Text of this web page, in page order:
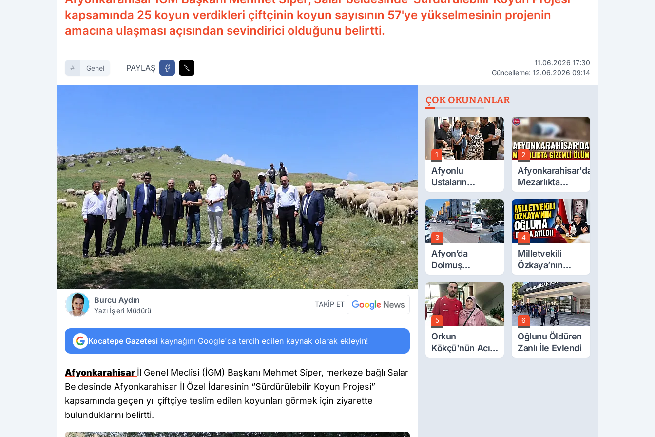
kapsamında 25 koyun verdikleri çiftçinin koyun sayısının 57'ye yükselmesinin projenin
amacına ulaşması açısından sevindirici olduğunu belirtti.
Genel PAYLAŞ
11.06.2026 17:30
Güncelleme: 12.06.2026 09:14
Burcu Aydın
Yazı İşleri Müdürü
TAKİP ET
Kocatepe Gazetesi kaynağını Google'da tercih edilen kaynak olarak ekleyin!
Afyonkarahisar İl Genel Meclisi (İGM) Başkanı Mehmet Siper, merkeze bağlı Salar
Beldesinde Afyonkarahisar İl Özel İdaresinin “Sürdürülebilir Koyun Projesi”
kapsamında geçen yıl çiftçiye teslim edilen koyunları görmek için ziyarette
bulunduklarını belirtti.
ÇOK OKUNANLAR
1
Afyonlu
Ustaların
Eserleri
Görücüye Çıktı
2
Afyonkarahisar'da
Mezarlıkta
Gizemli Ölüm
3
Afyon’da
Dolmuş
Ücretlerine
Yüzde 40 Zam
Talebi
4
Milletvekili
Özkaya’nın
Oğluna İftira
Atıldı
5
Orkun
Kökçü'nün Acı
Günü... Cenaze
6
Oğlunu Öldüren
Zanlı İle Evlendi